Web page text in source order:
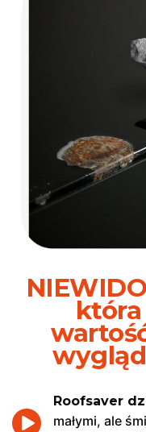
Roofsaver
małymi, ale